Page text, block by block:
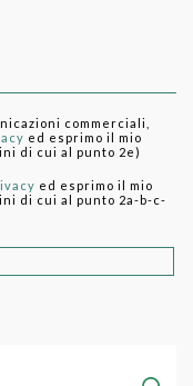
commerciali,
ed esprimo il mio
di cui al punto 2e)
ed esprimo il mio
di cui al punto 2a-b-c-